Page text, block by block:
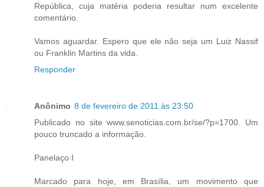
República, cuja matéria poderia resultar num excelente
comentário.
Vamos aguardar. Espero que ele não seja um Luiz Nassif
ou Franklin Martins da vida.
Responder
Anônimo 8 de fevereiro de 2011 às 23:50
Publicado no site www.senoticias.com.br/se/?p=1700. Um
pouco truncado a informação.
Panelaço I
Marcado para hoje, em Brasília, um movimento que